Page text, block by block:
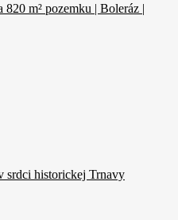
m² pozemku | Boleráz |
srdci historickej Trnavy